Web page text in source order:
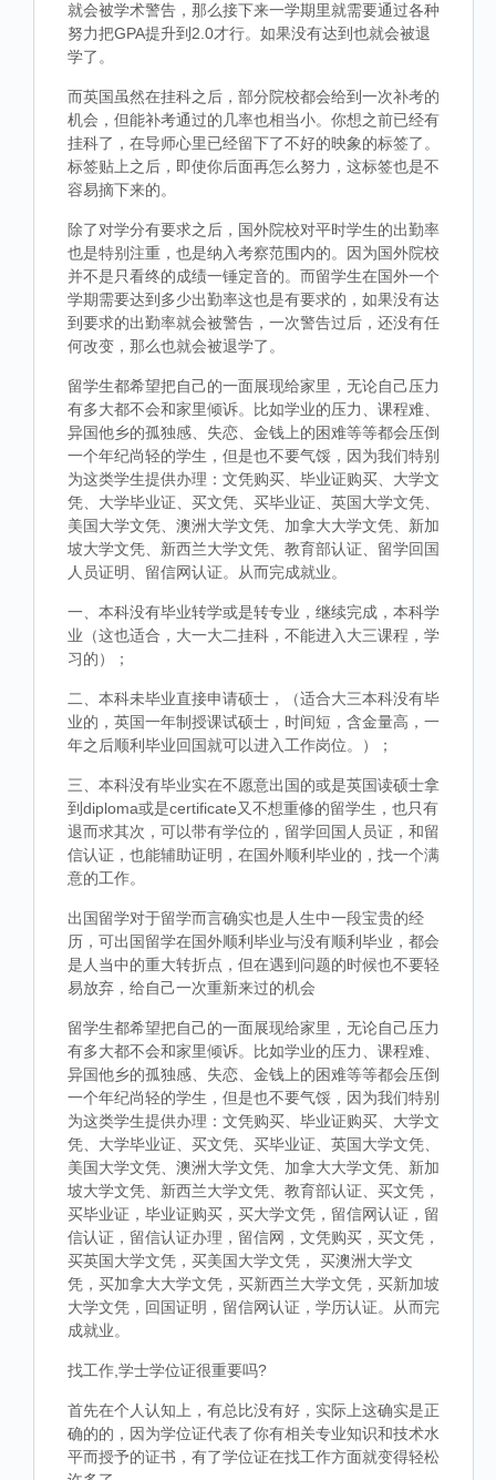
就会被学术警告，那么接下来一学期里就需要通过各种
努力把GPA提升到2.0才行。如果没有达到也就会被退
学了。
而英国虽然在挂科之后，部分院校都会给到一次补考的
机会，但能补考通过的几率也相当小。你想之前已经有
挂科了，在导师心里已经留下了不好的映象的标签了。
标签贴上之后，即使你后面再怎么努力，这标签也是不
容易摘下来的。
除了对学分有要求之后，国外院校对平时学生的出勤率
也是特别注重，也是纳入考察范围内的。因为国外院校
并不是只看终的成绩一锤定音的。而留学生在国外一个
学期需要达到多少出勤率这也是有要求的，如果没有达
到要求的出勤率就会被警告，一次警告过后，还没有任
何改变，那么也就会被退学了。
留学生都希望把自己的一面展现给家里，无论自己压力
有多大都不会和家里倾诉。比如学业的压力、课程难、
异国他乡的孤独感、失恋、金钱上的困难等等都会压倒
一个年纪尚轻的学生，但是也不要气馁，因为我们特别
为这类学生提供办理：文凭购买、毕业证购买、大学文
凭、大学毕业证、买文凭、买毕业证、英国大学文凭、
美国大学文凭、澳洲大学文凭、加拿大大学文凭、新加
坡大学文凭、新西兰大学文凭、教育部认证、留学回国
人员证明、留信网认证。从而完成就业。
一、本科没有毕业转学或是转专业，继续完成，本科学
业（这也适合，大一大二挂科，不能进入大三课程，学
习的）；
二、本科未毕业直接申请硕士，（适合大三本科没有毕
业的，英国一年制授课试硕士，时间短，含金量高，一
年之后顺利毕业回国就可以进入工作岗位。）；
三、本科没有毕业实在不愿意出国的或是英国读硕士拿
到diploma或是certificate又不想重修的留学生，也只有
退而求其次，可以带有学位的，留学回国人员证，和留
信认证，也能辅助证明，在国外顺利毕业的，找一个满
意的工作。
出国留学对于留学而言确实也是人生中一段宝贵的经
历，可出国留学在国外顺利毕业与没有顺利毕业，都会
是人当中的重大转折点，但在遇到问题的时候也不要轻
易放弃，给自己一次重新来过的机会
留学生都希望把自己的一面展现给家里，无论自己压力
有多大都不会和家里倾诉。比如学业的压力、课程难、
异国他乡的孤独感、失恋、金钱上的困难等等都会压倒
一个年纪尚轻的学生，但是也不要气馁，因为我们特别
为这类学生提供办理：文凭购买、毕业证购买、大学文
凭、大学毕业证、买文凭、买毕业证、英国大学文凭、
美国大学文凭、澳洲大学文凭、加拿大大学文凭、新加
坡大学文凭、新西兰大学文凭、教育部认证、买文凭，
买毕业证，毕业证购买，买大学文凭，留信网认证，留
信认证，留信认证办理，留信网，文凭购买，买文凭，
买英国大学文凭，买美国大学文凭， 买澳洲大学文
凭，买加拿大大学文凭，买新西兰大学文凭，买新加坡
大学文凭，回国证明，留信网认证，学历认证。从而完
成就业。
找工作,学士学位证很重要吗?
首先在个人认知上，有总比没有好，实际上这确实是正
确的的，因为学位证代表了你有相关专业知识和技术水
平而授予的证书，有了学位证在找工作方面就变得轻松